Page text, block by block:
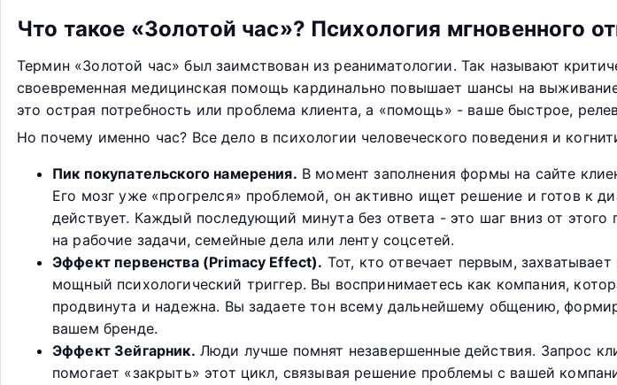
Что такое «Золотой час»? Психология мгновенного
Термин «Золотой час» был заимствован из реаниматологии. Так называют
своевременная медицинская помощь кардинально повышает шансы на
это острая потребность или проблема клиента, а «помощь» - ваше быстрое,
Но почему именно час? Все дело в психологии человеческого поведения и
Пик покупательского намерения. В момент заполнения формы на сайте
Его мозг уже «прогрелся» проблемой, он активно ищет решение и готов к
действует. Каждый последующий минута без ответа - это шаг вниз от этого
на рабочие задачи, семейные дела или ленту соцсетей.
Эффект первенства (Primacy Effect). Тот, кто отвечает первым,
мощный психологический триггер. Вы воспринимаетесь как компания,
продвинута и надежна. Вы задаете тон всему дальнейшему общению,
вашем бренде.
Эффект Зейгарник. Люди лучше помнят незавершенные действия. Запрос
помогает «закрыть» этот цикл, связывая решение проблемы с вашей